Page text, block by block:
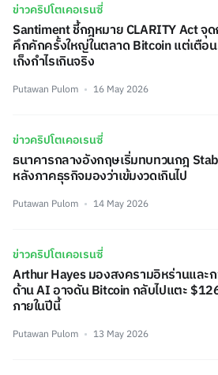
ข่าวคริปโตเคอเรนซี่
Santiment ชี้กฎหมาย CLARITY Act จุ
คึกคักครั้งใหญ่ในตลาด Bitcoin แต่เตือน
เก็งกำไรเกินจริง
Putawan Pulom 16 May 2026
ข่าวคริปโตเคอเรนซี่
ธนาคารกลางอังกฤษเริ่มทบทวนกฎ
หลังภาคธุรกิจมองว่าเข้มงวดเกินไป
Putawan Pulom 14 May 2026
ข่าวคริปโตเคอเรนซี่
Arthur Hayes มองสงครามอิหร่านและ
ด้าน AI อาจดัน Bitcoin กลับไปแตะ
ภายในปีนี้
Putawan Pulom 13 May 2026